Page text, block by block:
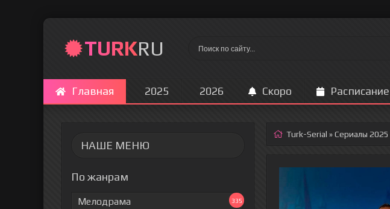
TURKRU
Главная 2025 2026 Скоро Расписание
НАШЕ МЕНЮ
По жанрам
Мелодрама 335
Turk-Serial »Сериалы 2025